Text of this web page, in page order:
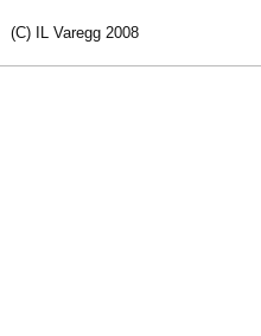
(C) IL Varegg 2008